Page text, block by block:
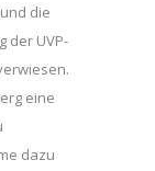
die
der UVP-
eine
dazu